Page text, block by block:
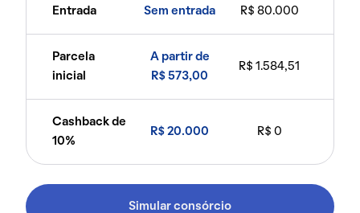
Entrada Sem entrada R$ 80.000
Parcela
inicial
A partir de
R$ 573,00
R$ 1.584,51
Cashback de
10%
R$ 20.000 R$ 0
Simular consórcio